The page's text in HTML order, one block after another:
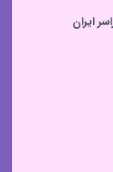
ایران